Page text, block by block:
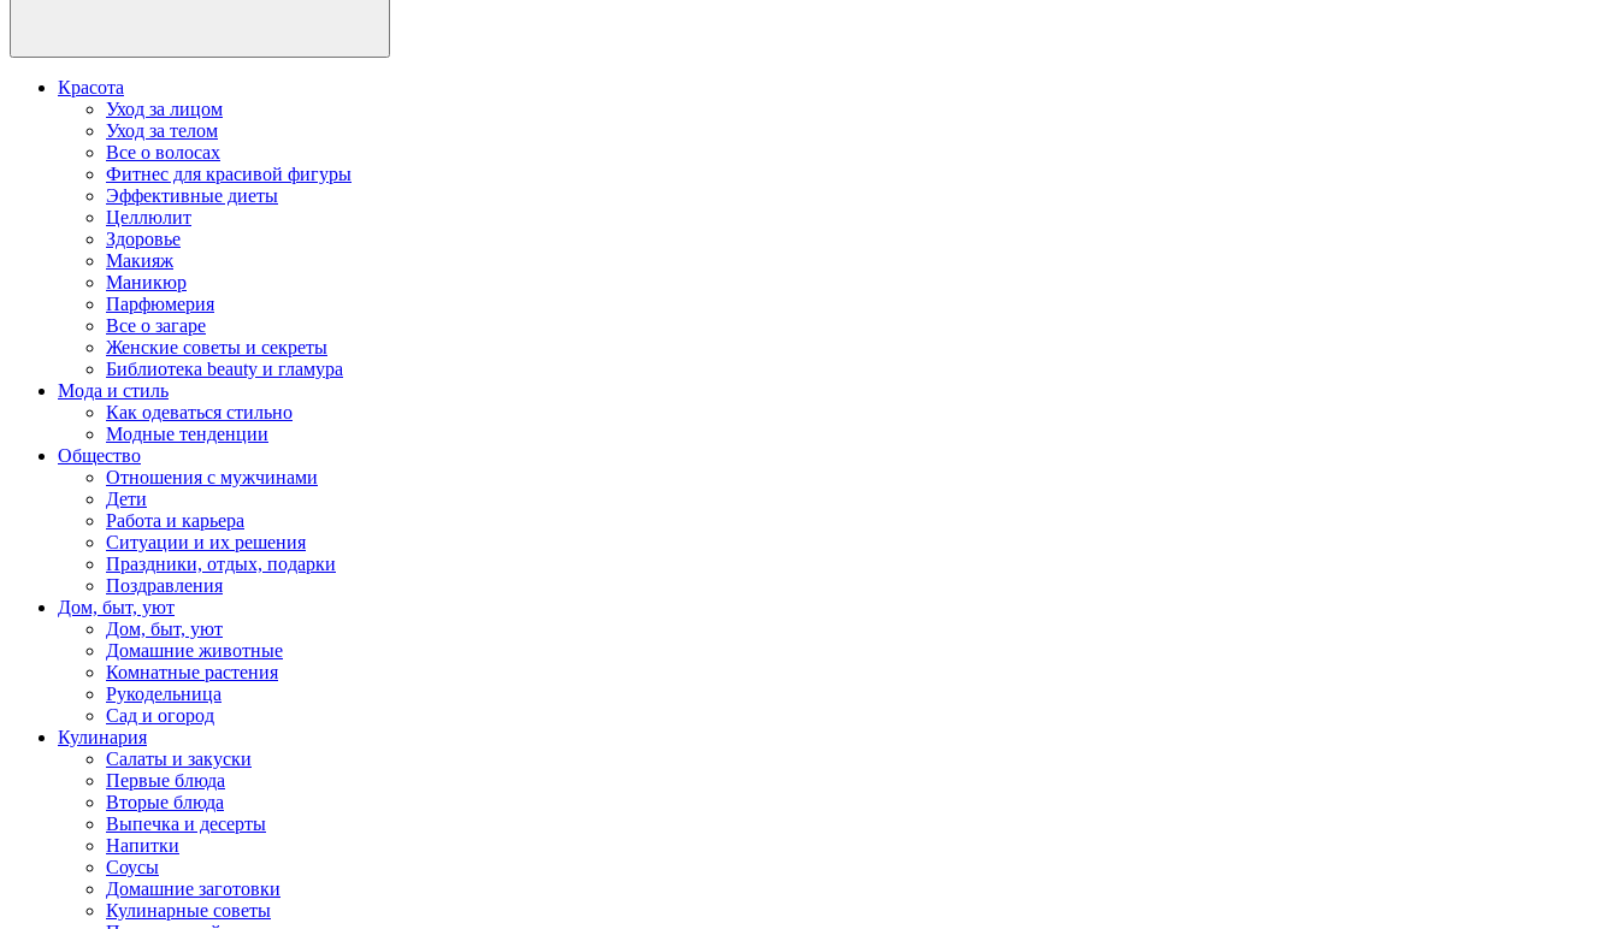
Красота
Уход за лицом
Уход за телом
Все о волосах
Фитнес для красивой фигуры
Эффективные диеты
Целлюлит
Здоровье
Макияж
Маникюр
Парфюмерия
Все о загаре
Женские советы и секреты
Библиотека beauty и гламура
Мода и стиль
Как одеваться стильно
Модные тенденции
Общество
Отношения с мужчинами
Дети
Работа и карьера
Ситуации и их решения
Праздники, отдых, подарки
Поздравления
Дом, быт, уют
Дом, быт, уют
Домашние животные
Комнатные растения
Рукодельница
Сад и огород
Кулинария
Салаты и закуски
Первые блюда
Вторые блюда
Выпечка и десерты
Напитки
Соусы
Домашние заготовки
Кулинарные советы